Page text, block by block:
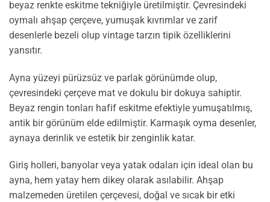
beyaz renkte eskitme tekniğiyle üretilmiştir. Çevresindeki
oymalı ahşap çerçeve, yumuşak kıvrımlar ve zarif
desenlerle bezeli olup vintage tarzın tipik özelliklerini
yansıtır.
Ayna yüzeyi pürüzsüz ve parlak görünümde olup,
çevresindeki çerçeve mat ve dokulu bir dokuya sahiptir.
Beyaz rengin tonları hafif eskitme efektiyle yumuşatılmış,
antik bir görünüm elde edilmiştir. Karmaşık oyma desenler,
aynaya derinlik ve estetik bir zenginlik katar.
Giriş holleri, banyolar veya yatak odaları için ideal olan bu
ayna, hem yatay hem dikey olarak asılabilir. Ahşap
malzemeden üretilen çerçevesi, doğal ve sıcak bir etki